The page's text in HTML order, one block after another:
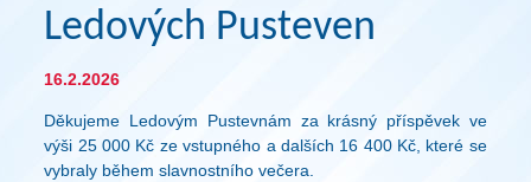
Ledových Pusteven
16.2.2026
Děkujeme Ledovým Pustevnám za krásný příspěvek ve
výši 25 000 Kč ze vstupného a dalších 16 400 Kč, které se
vybraly během slavnostního večera.